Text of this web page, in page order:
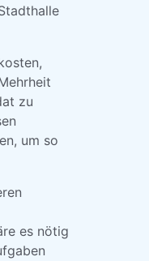
zu
um so
es nötig